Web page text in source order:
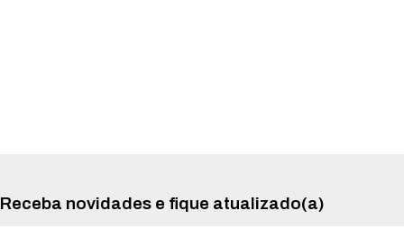
Receba novidades e fique atualizado(a)